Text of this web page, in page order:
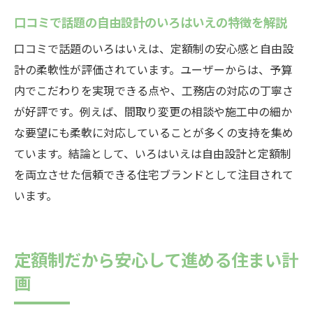
いろはいえの断熱材が実現する快適な住ま
自由設計のいろはいえなら選べる断熱材の
種類と特徴
いろはいえ標準仕様の断熱材で得られる安
心感
快適性を追求するなら自由設計のいろはい
えがおすすめ
自由設計のいろはいえ施工例で発見した暮
いろはいえ施工例から学ぶ間取りの工夫と
口コミで話題の自由設計のいろはいえの特徴を解説
口コミで話題のいろはいえは、定額制の安心感と自由設
計の柔軟性が評価されています。ユーザーからは、予算
内でこだわりを実現できる点や、工務店の対応の丁寧さ
が好評です。例えば、間取り変更の相談や施工中の細か
な要望にも柔軟に対応していることが多くの支持を集め
ています。結論として、いろはいえは自由設計と定額制
を両立させた信頼できる住宅ブランドとして注目されて
います。
定額制だから安心して進める住まい計
画